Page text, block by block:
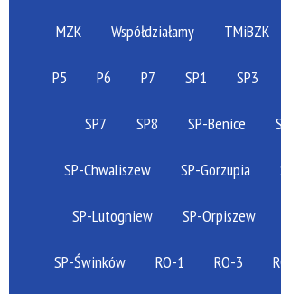
MZK Współdziałamy TMiBZK
P5 P6 P7 SP1 SP3
SP7 SP8 SP-Benice
SP-Chwaliszew SP-Gorzupia
SP-Lutogniew SP-Orpiszew
SP-Świnków RO-1 RO-3